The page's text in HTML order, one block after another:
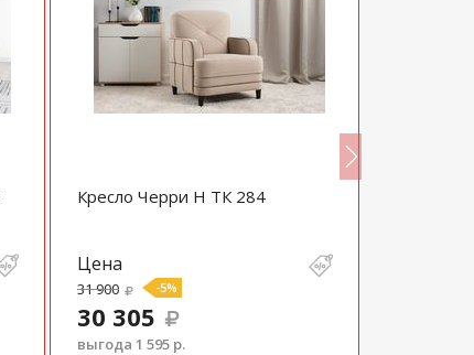
Кресло Черри Н ТК 284
Цена
31 900 -5%
30 305
выгода 1 595 р.